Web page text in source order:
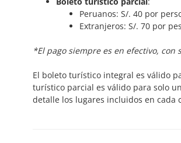
Peruanos: S/. 40 por
Extranjeros: S/. 70 por
*El pago siempre es en efectivo, con
El boleto turístico integral es válido
turístico parcial es válido para solo
detalle los lugares incluidos en cada